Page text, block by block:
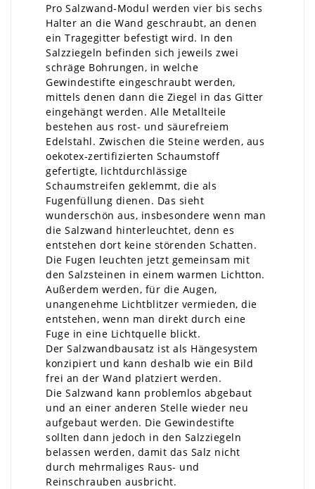
Pro Salzwand-Modul werden vier bis sechs
Halter an die Wand geschraubt, an denen
ein Tragegitter befestigt wird. In den
Salzziegeln befinden sich jeweils zwei
schräge Bohrungen, in welche
Gewindestifte eingeschraubt werden,
mittels denen dann die Ziegel in das Gitter
eingehängt werden. Alle Metallteile
bestehen aus rost- und säurefreiem
Edelstahl. Zwischen die Steine werden, aus
oekotex-zertifizierten Schaumstoff
gefertigte, lichtdurchlässige
Schaumstreifen geklemmt, die als
Fugenfüllung dienen. Das sieht
wunderschön aus, insbesondere wenn man
die Salzwand hinterleuchtet, denn es
entstehen dort keine störenden Schatten.
Die Fugen leuchten jetzt gemeinsam mit
den Salzsteinen in einem warmen Lichtton.
Außerdem werden, für die Augen,
unangenehme Lichtblitzer vermieden, die
entstehen, wenn man direkt durch eine
Fuge in eine Lichtquelle blickt.
Der Salzwandbausatz ist als Hängesystem
konzipiert und kann deshalb wie ein Bild
frei an der Wand platziert werden.
Die Salzwand kann problemlos abgebaut
und an einer anderen Stelle wieder neu
aufgebaut werden. Die Gewindestifte
sollten dann jedoch in den Salzziegeln
belassen werden, damit das Salz nicht
durch mehrmaliges Raus- und
Reinschrauben ausbricht.